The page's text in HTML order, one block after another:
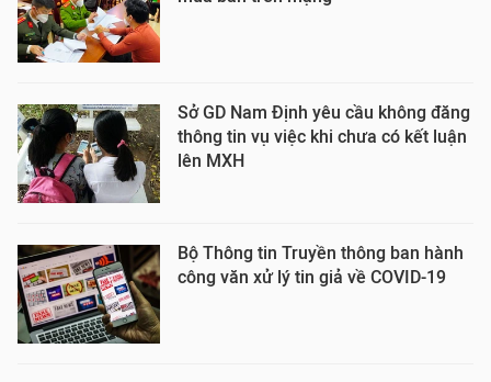
Sở GD Nam Định yêu cầu không đăng
thông tin vụ việc khi chưa có kết luận
lên MXH
Bộ Thông tin Truyền thông ban hành
công văn xử lý tin giả về COVID-19